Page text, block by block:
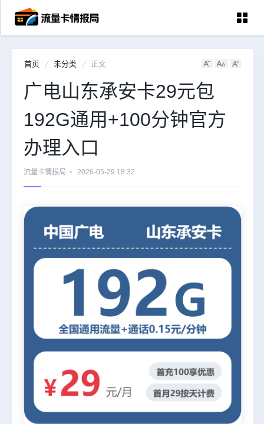
中国移动
中国电信
全国宽带
首页 未分类 正文
广电山东承安卡29元包
192G通用+100分钟官方
办理入口
流量卡情报局 2026-05-29 18:32